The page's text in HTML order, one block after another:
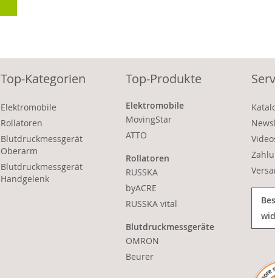
Top-Kategorien
Elektromobile
Rollatoren
Blutdruckmessgerät
Oberarm
Blutdruckmessgerät
Handgelenk
Top-Produkte
Elektromobile
MovingStar
ATTO
Rollatoren
RUSSKA
byACRE
RUSSKA vital
Blutdruckmessgeräte
OMRON
Beurer